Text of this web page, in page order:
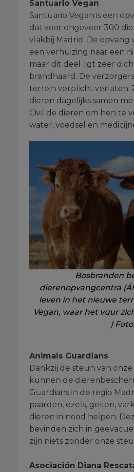
Santuario Vegan
Santuario Vegan is een
dat voor ongeveer 300
vlakbij Madrid. De opvang
een verhuizing naar een
maar dit deel ligt zeer
brandhaard. De
terrein verplicht verlaten.
dieren dagelijks samen
Civil de dieren om hen te
water, voedsel en
Bosbranden
dierenopvangcentra
leven in het nieuwe
Vegan, waar het vuur
|
Animals Guardians
Dankzij de steun van
kunnen de
Guardians in de regio
paarden, ezels, geiten,
dieren in nood helpen.
bevinden zich in
zijn niets zonder onze
Asociación Diana